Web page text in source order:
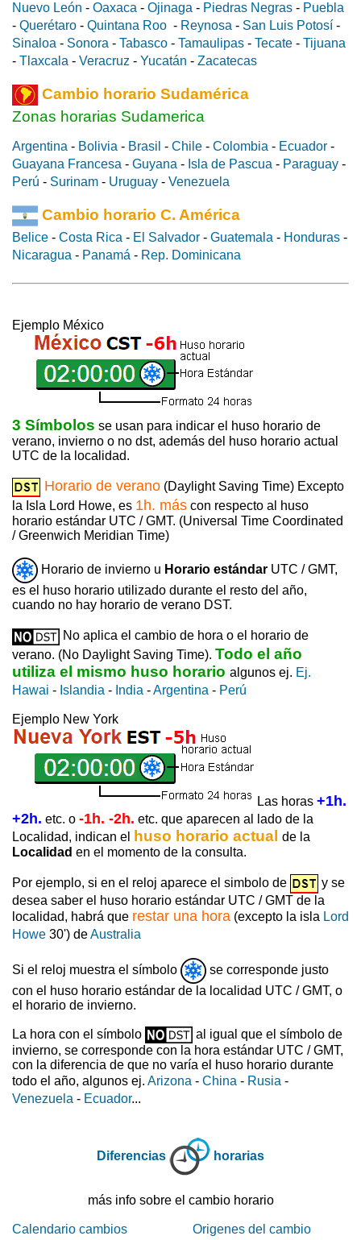
Nuevo León - Oaxaca - Ojinaga - Piedras Negras - Puebla
- Querétaro - Quintana Roo - Reynosa - San Luis Potosí -
Sinaloa - Sonora - Tabasco - Tamaulipas - Tecate - Tijuana
- Tlaxcala - Veracruz - Yucatán - Zacatecas
Cambio horario Sudamérica
Zonas horarias Sudamerica
Argentina - Bolivia - Brasil - Chile - Colombia - Ecuador -
Guayana Francesa - Guyana - Isla de Pascua - Paraguay -
Perú - Surinam - Uruguay - Venezuela
Cambio horario C. América
Belice - Costa Rica - El Salvador - Guatemala - Honduras -
Nicaragua - Panamá - Rep. Dominicana
Ejemplo México
3 Símbolos se usan para indicar el huso horario de
verano, invierno o no dst, además del huso horario actual
UTC de la localidad.
Horario de verano (Daylight Saving Time) Excepto
la Isla Lord Howe, es 1h. más con respecto al huso
horario estándar UTC / GMT. (Universal Time Coordinated
/ Greenwich Meridian Time)
Horario de invierno u Horario estándar UTC / GMT,
es el huso horario utilizado durante el resto del año,
cuando no hay horario de verano DST.
No aplica el cambio de hora o el horario de
verano. (No Daylight Saving Time). Todo el año
utiliza el mismo huso horario algunos ej. Ej.
Hawai - Islandia - India -Argentina - Perú
Ejemplo New York
Las horas +1h.
+2h. etc. o -1h. -2h. etc. que aparecen al lado de la
Localidad, indican el huso horario actual de la
Localidad en el momento de la consulta.
Por ejemplo, si en el reloj aparece el simbolo de
y se
desea saber el huso horario estándar UTC / GMT de la
localidad, habrá que restar una hora (excepto la isla Lord
Howe 30') deAustralia
Si el reloj muestra el símbolo
se corresponde justo
con el huso horario estándar de la localidad UTC / GMT, o
el horario de invierno.
La hora con el símbolo
al igual que el símbolo de
invierno, se corresponde con la hora estándar UTC / GMT,
con la diferencia de que no varía el huso horario durante
todo el año, algunos ej. Arizona - China - Rusia -
Venezuela - Ecuador...
Diferencias horarias
más info sobre el cambio horario
Calendario cambios Origenes del cambio